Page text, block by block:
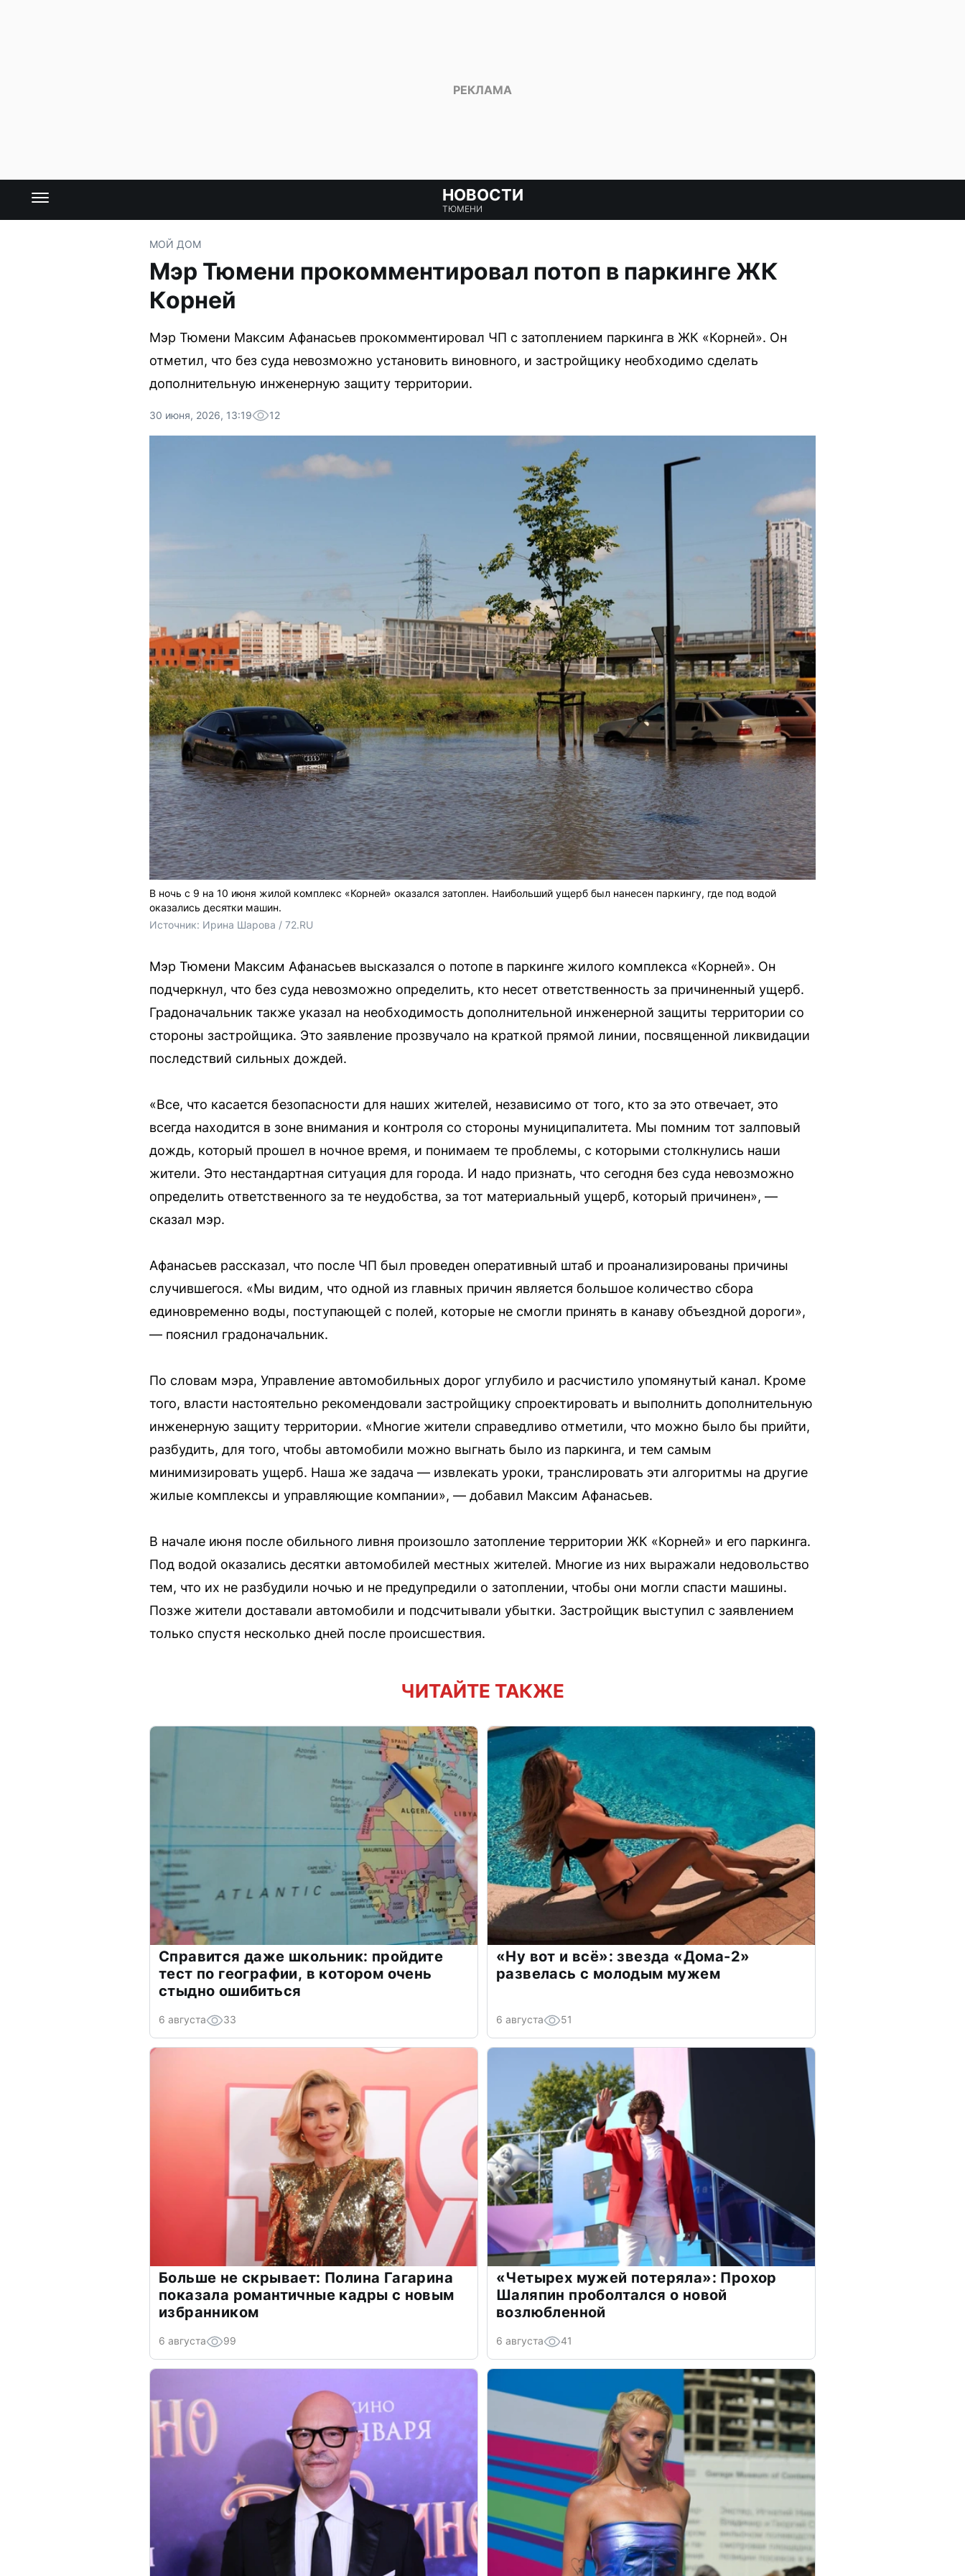
НОВОСТИ
ТЮМЕНИ
МОЙ ДОМ
Мэр Тюмени прокомментировал потоп в паркинге ЖК
Корней
Мэр Тюмени Максим Афанасьев прокомментировал ЧП с затоплением паркинга в ЖК «Корней». Он
отметил, что без суда невозможно установить виновного, и застройщику необходимо сделать
дополнительную инженерную защиту территории.
30 июня, 2026, 13:19 12
В ночь с 9 на 10 июня жилой комплекс «Корней» оказался затоплен. Наибольший ущерб был нанесен паркингу, где под водой
оказались десятки машин.
Источник: Ирина Шарова / 72.RU
Мэр Тюмени Максим Афанасьев высказался о потопе в паркинге жилого комплекса «Корней». Он
подчеркнул, что без суда невозможно определить, кто несет ответственность за причиненный ущерб.
Градоначальник также указал на необходимость дополнительной инженерной защиты территории со
стороны застройщика. Это заявление прозвучало на краткой прямой линии, посвященной ликвидации
последствий сильных дождей.
«Все, что касается безопасности для наших жителей, независимо от того, кто за это отвечает, это
всегда находится в зоне внимания и контроля со стороны муниципалитета. Мы помним тот залповый
дождь, который прошел в ночное время, и понимаем те проблемы, с которыми столкнулись наши
жители. Это нестандартная ситуация для города. И надо признать, что сегодня без суда невозможно
определить ответственного за те неудобства, за тот материальный ущерб, который причинен», —
сказал мэр.
Афанасьев рассказал, что после ЧП был проведен оперативный штаб и проанализированы причины
случившегося. «Мы видим, что одной из главных причин является большое количество сбора
единовременно воды, поступающей с полей, которые не смогли принять в канаву объездной дороги»,
— пояснил градоначальник.
По словам мэра, Управление автомобильных дорог углубило и расчистило упомянутый канал. Кроме
того, власти настоятельно рекомендовали застройщику спроектировать и выполнить дополнительную
инженерную защиту территории. «Многие жители справедливо отметили, что можно было бы прийти,
разбудить, для того, чтобы автомобили можно выгнать было из паркинга, и тем самым
минимизировать ущерб. Наша же задача — извлекать уроки, транслировать эти алгоритмы на другие
жилые комплексы и управляющие компании», — добавил Максим Афанасьев.
В начале июня после обильного ливня произошло затопление территории ЖК «Корней» и его паркинга.
Под водой оказались десятки автомобилей местных жителей. Многие из них выражали недовольство
тем, что их не разбудили ночью и не предупредили о затоплении, чтобы они могли спасти машины.
Позже жители доставали автомобили и подсчитывали убытки. Застройщик выступил с заявлением
только спустя несколько дней после происшествия.
ЧИТАЙТЕ ТАКЖЕ
Справится даже школьник: пройдите
тест по географии, в котором очень
стыдно ошибиться
6 августа 33
«Ну вот и всё»: звезда «Дома-2»
развелась с молодым мужем
6 августа 51
Больше не скрывает: Полина Гагарина
показала романтичные кадры с новым
избранником
6 августа 99
«Четырех мужей потеряла»: Прохор
Шаляпин проболтался о новой
возлюбленной
6 августа 41